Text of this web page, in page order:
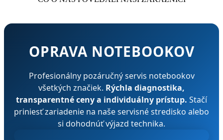
OPRAVA NOTEBOOKOV
Profesionálny pozáručný servis notebookov
všetkých značiek. Rýchla diagnostika,
transparentné ceny a individuálny prístup. Stačí
priniesť zariadenie na naše servisné stredisko alebo
si dohodnúť výjazd technika.